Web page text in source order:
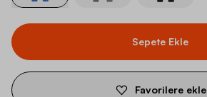
Sepete Ekle
Favorilere ekle